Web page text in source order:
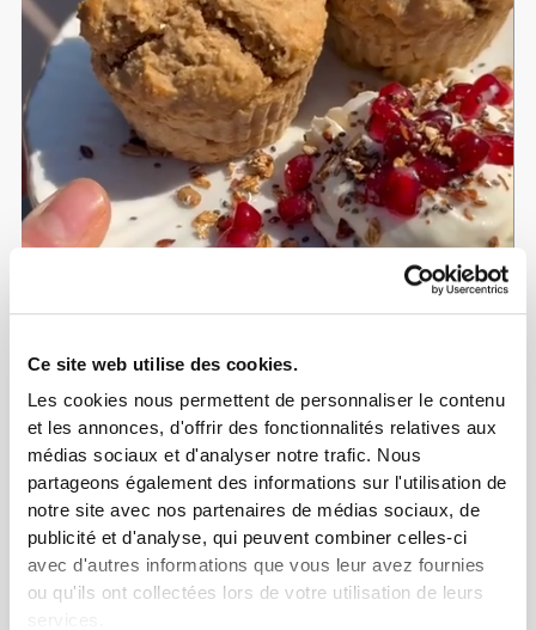
Ce site web utilise des cookies.
Les cookies nous permettent de personnaliser le contenu
et les annonces, d'offrir des fonctionnalités relatives aux
médias sociaux et d'analyser notre trafic. Nous
partageons également des informations sur l'utilisation de
notre site avec nos partenaires de médias sociaux, de
publicité et d'analyse, qui peuvent combiner celles-ci
avec d'autres informations que vous leur avez fournies
ou qu'ils ont collectées lors de votre utilisation de leurs
services.